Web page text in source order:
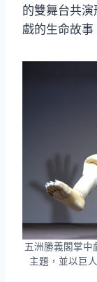
的雙舞台共
戲的生命故事
五洲勝義閣掌中
主題，並以巨